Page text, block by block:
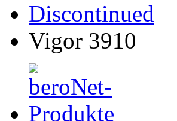
Discontinued
Vigor 3910